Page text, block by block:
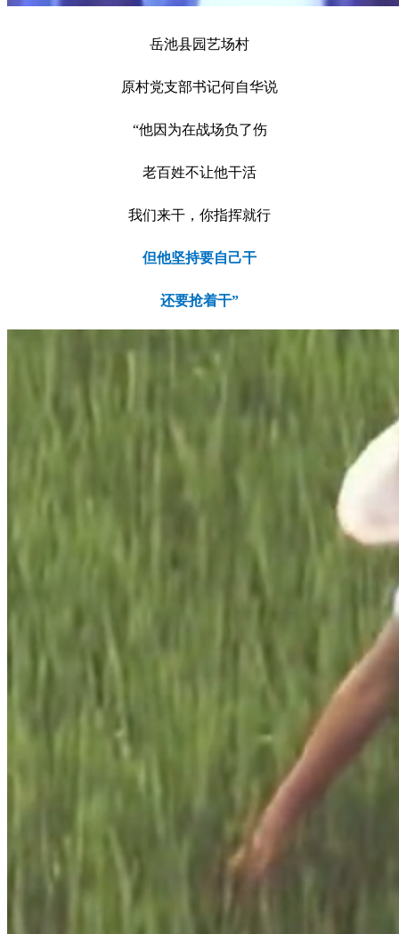
岳池县园艺场村
原村党支部书记何自华说
“他因为在战场负了伤
老百姓不让他干活
我们来干，你指挥就行
但他坚持要自己干
还要抢着干”